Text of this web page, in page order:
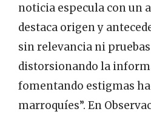
noticia especula con un
destaca origen y
sin relevancia ni
distorsionando la
fomentando estigmas
marroquíes”. En